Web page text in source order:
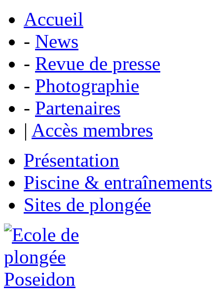
Accueil
- News
- Revue de presse
- Photographie
- Partenaires
| Accès membres
Présentation
Piscine & entraînements
Sites de plongée